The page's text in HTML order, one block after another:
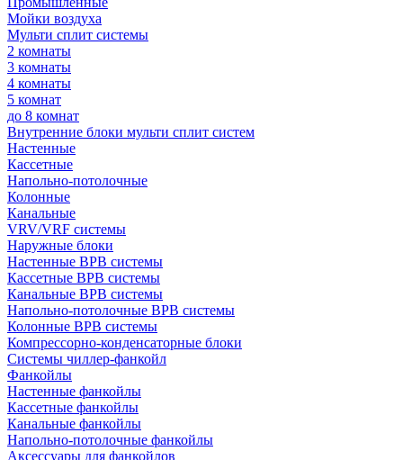
Мойки воздуха
Мульти сплит системы
2 комнаты
3 комнаты
4 комнаты
5 комнат
до 8 комнат
Внутренние блоки мульти сплит систем
Настенные
Кассетные
Напольно-потолочные
Колонные
Канальные
VRV/VRF системы
Наружные блоки
Настенные ВРВ системы
Кассетные ВРВ системы
Канальные ВРВ системы
Напольно-потолочные ВРВ системы
Колонные ВРВ системы
Компрессорно-конденсаторные блоки
Системы чиллер-фанкойл
Фанкойлы
Настенные фанкойлы
Кассетные фанкойлы
Канальные фанкойлы
Напольно-потолочные фанкойлы
Аксессуары для фанкойлов